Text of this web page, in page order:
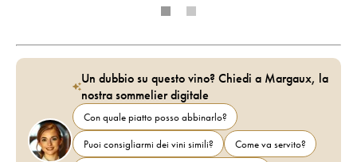
Un dubbio su questo vino? Chiedi a Margaux, la
nostra sommelier digitale
Con quale piatto posso abbinarlo?
Puoi consigliarmi dei vini simili?
Come va servito?